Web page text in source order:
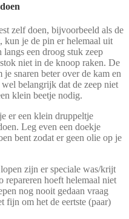
zelf doen, bijvoorbeeld als de
kun je de pin er helemaal uit
langs een droog stuk zeep
niet in de knoop raken. De
snaren beter over de kam en
belangrijk dat de zeep niet
klein beetje nodig.
er een klein druppeltje
Leg even een doekje
bent zodat er geen olie op je
zijn er speciale was/krijt
repareren hoeft helemaal niet
nog nooit gedaan vraag
fijn om het de eertste (paar)